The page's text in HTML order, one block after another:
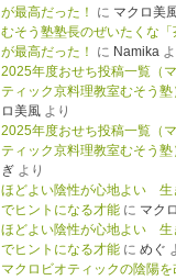
が最高だった！
に マクロ美
むそう塾塾長のぜいたくな「
が最高だった！
に Namikaよ
2025年度おせち投稿一覧（
ティック京料理教室むそう塾
ロ美風より
2025年度おせち投稿一覧（
ティック京料理教室むそう塾
ぎより
ほどよい陰性が心地よい 生
でヒントになる才能に マク
ほどよい陰性が心地よい 生
でヒントになる才能に めぐ
マクロビオティックの陰陽